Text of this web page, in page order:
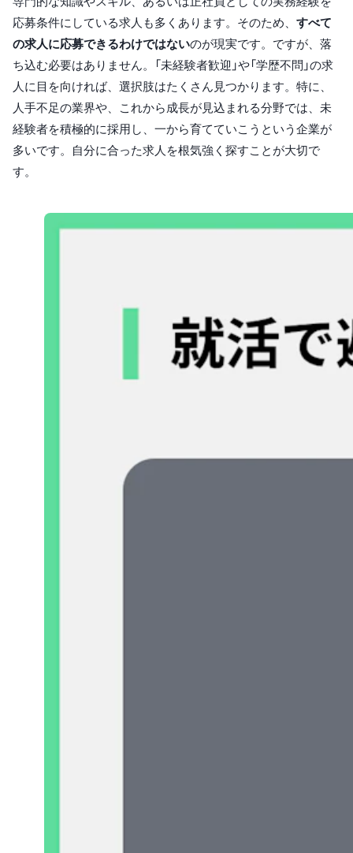
応募条件にしている求人も多くあります。そのため、 すべて
の求人に応募できるわけではないのが現実です。ですが、落
ち込む必要はありません。「未経験者歓迎」や「学歴不問」の求
人に目を向ければ、選択肢はたくさん見つかります。特に、
人手不足の業界や、これから成長が見込まれる分野では、未
経験者を積極的に採用し、一から育てていこうという企業が
多いです。自分に合った求人を根気強く探すことが大切で
す。